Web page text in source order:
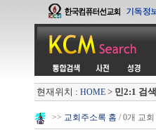
현재위치 : HOME > 민2:1 검색
>> 교회주소록 홈 / 0개 교회